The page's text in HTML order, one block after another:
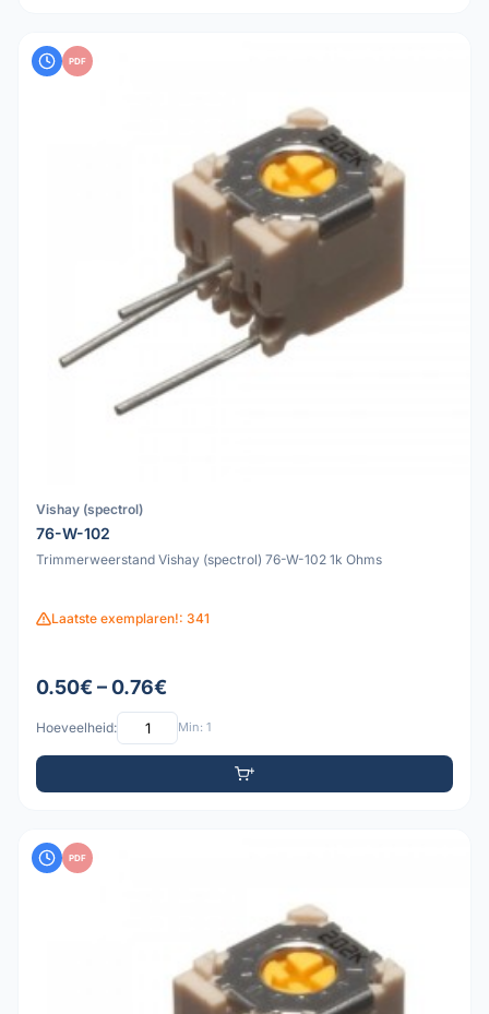
PDF
Vishay (spectrol)
76-W-102
Trimmerweerstand Vishay (spectrol) 76-W-102 1k Ohms
Laatste exemplaren!: 341
0.50€ – 0.76€
Hoeveelheid: Min: 1
PDF